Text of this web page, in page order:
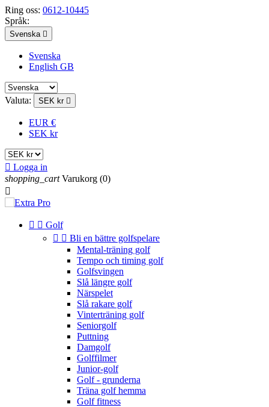
Ring oss: 0612-10445
Språk:
Svenska 
Svenska
English GB
Valuta: SEK kr 
EUR €
SEK kr
 Logga in
shopping_cart Varukorg (0)

  Golf
  Bli en bättre golfspelare
Mental-träning golf
Tempo och timing golf
Golfsvingen
Slå längre golf
Närspelet
Slå rakare golf
Vinterträning golf
Seniorgolf
Puttning
Damgolf
Golffilmer
Junior-golf
Golf - grunderna
Träna golf hemma
Golf fitness